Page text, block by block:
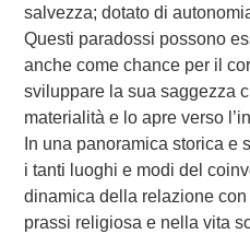
salvezza; dotato di
Questi paradossi possono
anche come chance per il
sviluppare la sua saggezza
materialità e lo apre verso
In una panoramica storica e
i tanti luoghi e modi del
dinamica della relazione
prassi religiosa e nella vita